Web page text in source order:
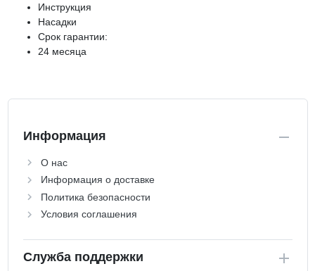
Инструкция
Насадки
Срок гарантии:
24 месяца
Информация
О нас
Информация о доставке
Политика безопасности
Условия соглашения
Служба поддержки